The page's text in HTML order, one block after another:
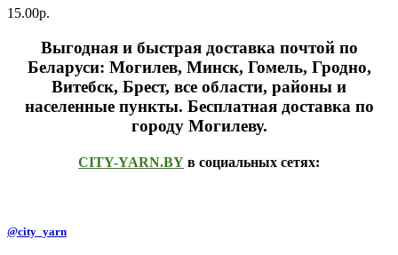
15.00р.
Выгодная и быстрая доставка почтой по
Беларуси: Могилев, Минск, Гомель, Гродно,
Витебск, Брест, все области, районы и
населенные пункты. Бесплатная доставка по
городу Могилеву.
CITY-YARN.BY в социальных сетях:
@city_yarn